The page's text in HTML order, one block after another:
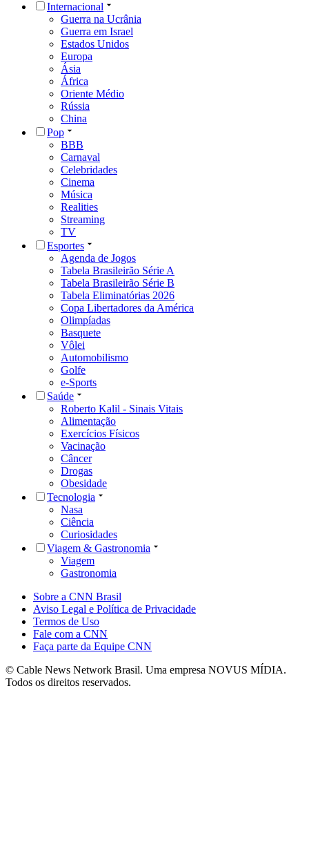
Internacional
Guerra na Ucrânia
Guerra em Israel
Estados Unidos
Europa
Ásia
África
Oriente Médio
Rússia
China
Pop
BBB
Carnaval
Celebridades
Cinema
Música
Realities
Streaming
TV
Esportes
Agenda de Jogos
Tabela Brasileirão Série A
Tabela Brasileirão Série B
Tabela Eliminatórias 2026
Copa Libertadores da América
Olimpíadas
Basquete
Vôlei
Automobilismo
Golfe
e-Sports
Saúde
Roberto Kalil - Sinais Vitais
Alimentação
Exercícios Físicos
Vacinação
Câncer
Drogas
Obesidade
Tecnologia
Nasa
Ciência
Curiosidades
Viagem & Gastronomia
Viagem
Gastronomia
Sobre a CNN Brasil
Aviso Legal e Política de Privacidade
Termos de Uso
Fale com a CNN
Faça parte da Equipe CNN
© Cable News Network Brasil. Uma empresa NOVUS MÍDIA.
Todos os direitos reservados.